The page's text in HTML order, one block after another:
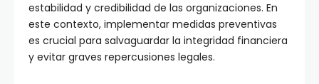
estabilidad y credibilidad de las organizaciones. En
este contexto, implementar medidas preventivas
es crucial para salvaguardar la integridad financiera
y evitar graves repercusiones legales.